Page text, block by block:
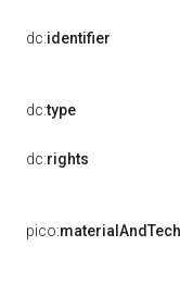
dc:identifier
dc:type
dc:rights
pico: